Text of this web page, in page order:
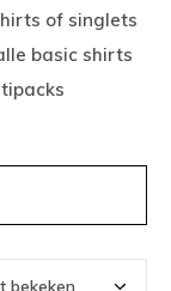
of singlets
basic shirts